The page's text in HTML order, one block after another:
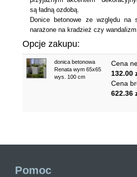
są ładną ozdobą.
Donice betonowe ze względu na
narażone na kradzież czy
Opcje zakupu:
donica betonowa
Renata wym 65x65
wys. 100 cm
Cena
132.00
Cena
622.36
Pomoc